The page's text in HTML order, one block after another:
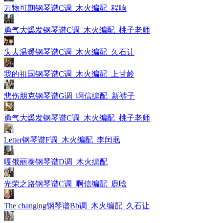
万物可期钢琴谱C调_木火编配_程响
勇气大爆发钢琴谱C调_木火编配_桃子老师
失去温暖钢琴谱C调_木火编配_久石让
我的祖国钢琴谱C调_木火编配_上甘岭
悲伤朋克钢琴谱G调_啊信编配_新裤子
勇气大爆发钢琴谱C调_木火编配_桃子老师
Letter钢琴谱F调_木火编配_李闰珉
嘎俄丽泰钢琴谱D调_木火编配
光荣之路钢琴谱C调_啊信编配_鹿晗
The changing钢琴谱Bb调_木火编配_久石让